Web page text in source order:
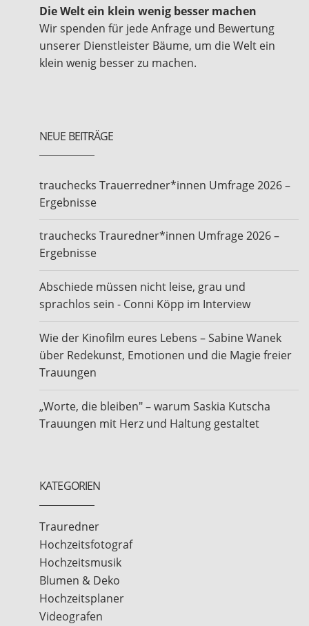
Die Welt ein klein wenig besser machen
Wir spenden für jede Anfrage und Bewertung
unserer Dienstleister Bäume, um die Welt ein
klein wenig besser zu machen.
NEUE BEITRÄGE
trauchecks Trauerredner*innen Umfrage 2026 –
Ergebnisse
trauchecks Trauredner*innen Umfrage 2026 –
Ergebnisse
Abschiede müssen nicht leise, grau und
sprachlos sein - Conni Köpp im Interview
Wie der Kinofilm eures Lebens – Sabine Wanek
über Redekunst, Emotionen und die Magie freier
Trauungen
„Worte, die bleiben" – warum Saskia Kutscha
Trauungen mit Herz und Haltung gestaltet
KATEGORIEN
Trauredner
Hochzeitsfotograf
Hochzeitsmusik
Blumen & Deko
Hochzeitsplaner
Videografen